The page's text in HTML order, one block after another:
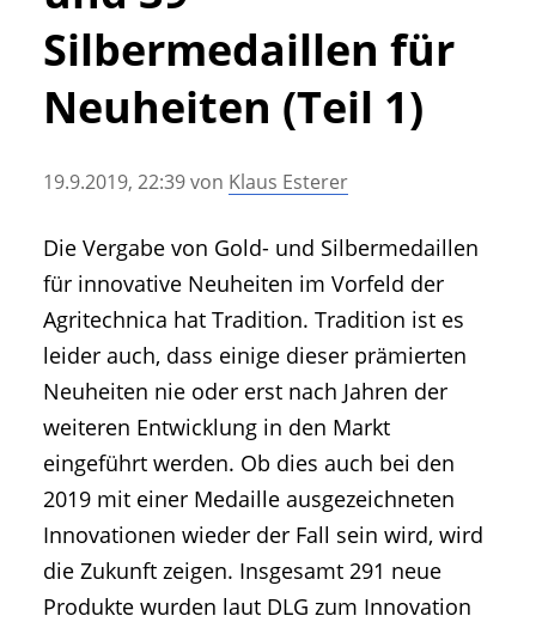
• Messen und Veranstaltungen
• Mitteilung der Redaktion
• Agritechnica Neuheiten Archiv
Silbermedaillen für
Neuheiten (Teil 1)
19.9.2019, 22:39von Klaus Esterer
Die Vergabe von Gold- und Silbermedaillen
für innovative Neuheiten im Vorfeld der
Agritechnica hat Tradition. Tradition ist es
leider auch, dass einige dieser prämierten
Neuheiten nie oder erst nach Jahren der
weiteren Entwicklung in den Markt
eingeführt werden. Ob dies auch bei den
2019 mit einer Medaille ausgezeichneten
Innovationen wieder der Fall sein wird, wird
die Zukunft zeigen. Insgesamt 291 neue
Produkte wurden laut DLG zum Innovation